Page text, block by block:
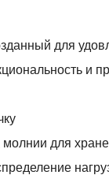
для
молнии для